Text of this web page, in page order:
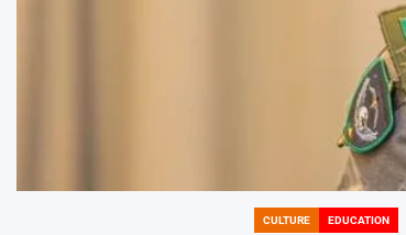
POSTED
CULTURE EDUCATION